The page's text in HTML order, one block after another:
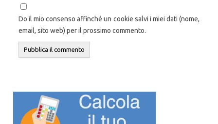
Do il mio consenso affinché un cookie salvi i miei dati (nome,
email, sito web) per il prossimo commento.